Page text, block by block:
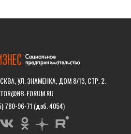
УЛ. ЗНАМЕНКА, ДОМ 8/13, СТР. 2.
FORUM.RU
780-96-71 (доб. 4054)